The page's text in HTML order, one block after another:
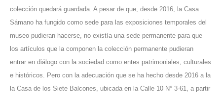
colección quedará guardada. A pesar de que, desde 2016, la Casa
Sámano ha fungido como sede para las exposiciones temporales del
museo pudieran hacerse, no existía una sede permanente para que
los artículos que la componen la colección permanente pudieran
entrar en diálogo con la sociedad como entes patrimoniales, culturales
e históricos. Pero con la adecuación que se ha hecho desde 2016 a la
la Casa de los Siete Balcones, ubicada en la Calle 10 N° 3-61, a partir